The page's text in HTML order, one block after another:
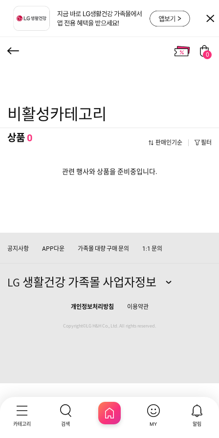
0
비활성카테고리
상품 0 판매인기순 필터
관련 행사와 상품을 준비중입니다.
공지사항 APP다운 가족몰 대량 구매 문의 1:1 문의
LG 생활건강 가족몰 사업자정보
개인정보처리방침 이용약관
Copyright©LG H&H Co., Ltd. All rights reserved.
카테고리 검색 HOME MY 알림